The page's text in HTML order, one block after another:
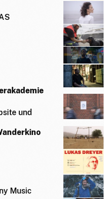
und
Music